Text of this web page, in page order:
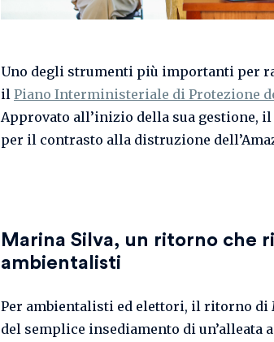
Uno degli strumenti più importanti per
il Piano Interministeriale di Protezione
Approvato all’inizio della sua gestione,
per il contrasto alla distruzione
Marina Silva, un ritorno che
ambientalisti
Per ambientalisti ed elettori, il ritorno di
del semplice insediamento di un’alleata